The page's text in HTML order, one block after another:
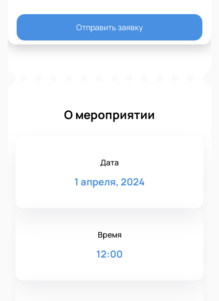
Отправить заявку
О мероприятии
Дата
1 апреля, 2024
Время
12:00